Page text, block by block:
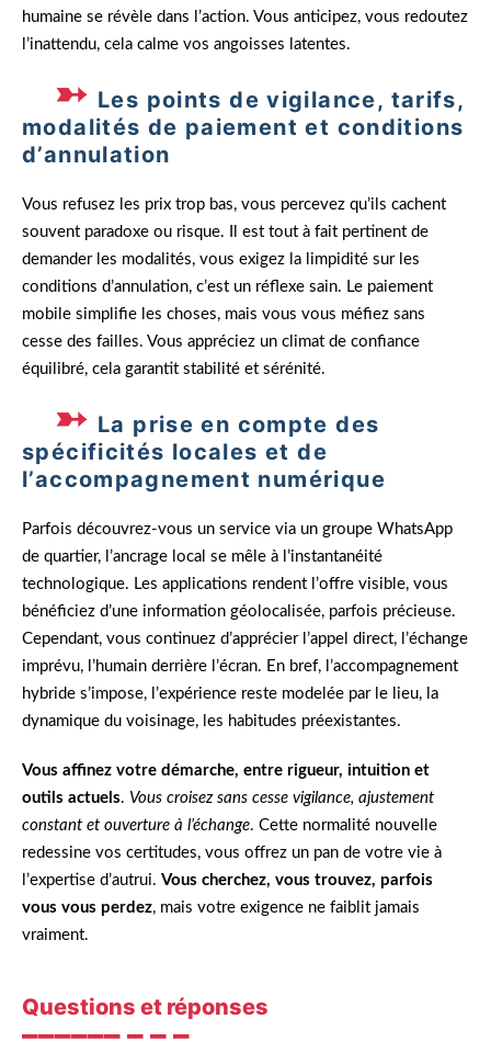
humaine se révèle dans l’action. Vous anticipez, vous redoutez
l’inattendu, cela calme vos angoisses latentes.
Les points de vigilance, tarifs,
modalités de paiement et conditions
d’annulation
Vous refusez les prix trop bas, vous percevez qu’ils cachent
souvent paradoxe ou risque. Il est tout à fait pertinent de
demander les modalités, vous exigez la limpidité sur les
conditions d’annulation, c’est un réflexe sain. Le paiement
mobile simplifie les choses, mais vous vous méfiez sans
cesse des failles. Vous appréciez un climat de confiance
équilibré, cela garantit stabilité et sérénité.
La prise en compte des
spécificités locales et de
l’accompagnement numérique
Parfois découvrez-vous un service via un groupe WhatsApp
de quartier, l’ancrage local se mêle à l’instantanéité
technologique. Les applications rendent l’offre visible, vous
bénéficiez d’une information géolocalisée, parfois précieuse.
Cependant, vous continuez d’apprécier l’appel direct, l’échange
imprévu, l’humain derrière l’écran. En bref, l’accompagnement
hybride s’impose, l’expérience reste modelée par le lieu, la
dynamique du voisinage, les habitudes préexistantes.
Vous affinez votre démarche, entre rigueur, intuition et
outils actuels. Vous croisez sans cesse vigilance, ajustement
constant et ouverture à l’échange. Cette normalité nouvelle
redessine vos certitudes, vous offrez un pan de votre vie à
l’expertise d’autrui. Vous cherchez, vous trouvez, parfois
vous vous perdez, mais votre exigence ne faiblit jamais
vraiment.
Questions et réponses